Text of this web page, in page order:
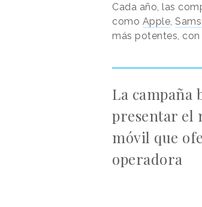
Cada año, las
como Apple
más potentes,
La campaña
presentar el
móvil que
operadora